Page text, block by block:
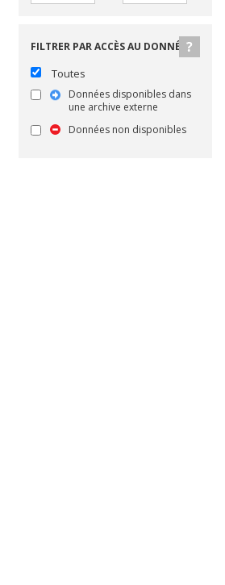
FILTRER PAR ACCÈS AU DONNÉES
Toutes
Données disponibles dans
une archive externe
Données non disponibles